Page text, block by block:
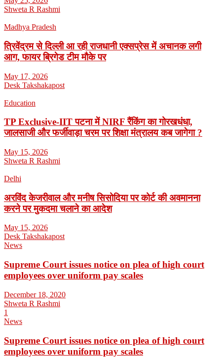
Shweta R Rashmi
Madhya Pradesh
त्रिवेंद्रम से दिल्ली आ रही राजधानी एक्सप्रेस में अचानक लगी
आग, फायर ब्रिगेड टीम मौके पर
May 17, 2026
Desk Takshakapost
Education
TP Exclusive-IIT पटना में NIRF रैंकिंग का गोरखधंधा,
जालसाजी और फर्जीवाड़ा चरम पर शिक्षा मंत्रालय कब जागेगा ?
May 15, 2026
Shweta R Rashmi
Delhi
अरविंद केजरीवाल और मनीष सिसोदिया पर कोर्ट की अवमानना
करने पर मुकदमा चलाने का आदेश
May 15, 2026
Desk Takshakapost
News
Supreme Court issues notice on plea of high court
employees over uniform pay scales
December 18, 2020
Shweta R Rashmi
1
News
Supreme Court issues notice on plea of high court
employees over uniform pay scales